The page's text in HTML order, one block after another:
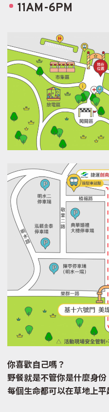
11AM-6PM
你喜歡自己嗎？
野餐就是不管你是什麼身份
每個生命都可以在草地上